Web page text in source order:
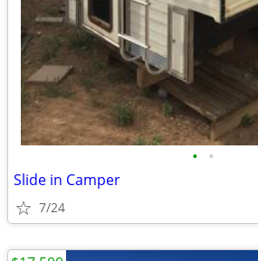
• •
Slide in Camper
7/24